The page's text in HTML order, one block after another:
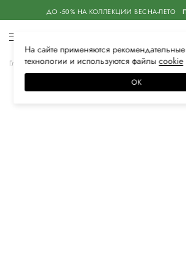
ДО -50% НА КОЛЛЕКЦИИ ВЕСНА-ЛЕТО
Главная Женская Обувь Босоножки
На сайте применяются рекомендательные
технологии и используются файлысооkiе
ОК